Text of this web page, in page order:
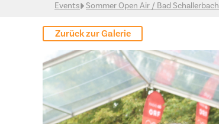
Events Sommer Open Air / Bad Schallerbach
Zurück zur Galerie